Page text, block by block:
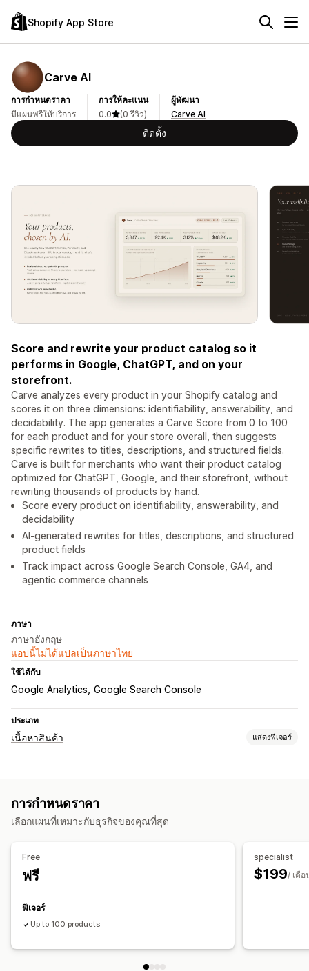
Shopify App Store
Carve AI
การกำหนดราคา
มีแผนฟรีให้บริการ
การให้คะแนน
0.0
(0 รีวิว)
ผู้พัฒนา
Carve AI
ติดตั้ง
Score and rewrite your product catalog so it
performs in Google, ChatGPT, and on your
storefront.
Carve analyzes every product in your Shopify catalog and
scores it on three dimensions: identifiability, answerability, and
decidability. The app generates a Carve Score from 0 to 100
for each product and for your store overall, then suggests
specific rewrites to titles, descriptions, and structured fields.
Carve is built for merchants who want their product catalog
optimized for ChatGPT, Google, and their storefront, without
rewriting thousands of products by hand.
Score every product on identifiability, answerability, and
decidability
AI-generated rewrites for titles, descriptions, and structured
product fields
Track impact across Google Search Console, GA4, and
agentic commerce channels
ภาษา
ภาษาอังกฤษ
แอปนี้ไม่ได้แปลเป็นภาษาไทย
ใช้ได้กับ
Google Analytics Google Search Console
ประเภท
เนื้อหาสินค้า แสดงฟีเจอร์
ข้อมูลที่มีโครงสร้าง
SEO
การกำหนดราคา
เลือกแผนที่เหมาะกับธุรกิจของคุณที่สุด
Free
ฟรี
ฟีเจอร์
Up to 100 products
specialist
$199/ เดือ